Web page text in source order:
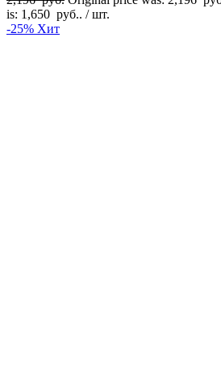
is: 1,650 руб.. / шт.
-25% Хит